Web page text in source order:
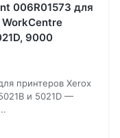
006R01573 для
WorkCentre
9000
принтеров Xerox
и 5021D —